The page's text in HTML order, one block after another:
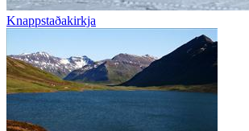
Knappstaðakirkja